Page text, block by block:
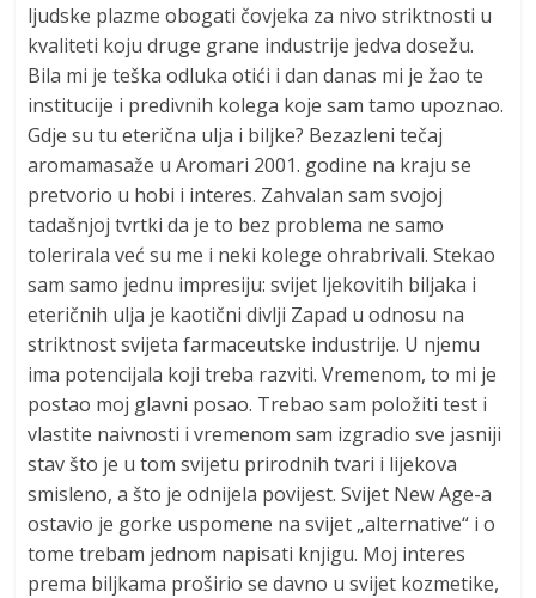
ljudske plazme obogati čovjeka za nivo striktnosti u
kvaliteti koju druge grane industrije jedva dosežu.
Bila mi je teška odluka otići i dan danas mi je žao te
institucije i predivnih kolega koje sam tamo upoznao.
Gdje su tu eterična ulja i biljke? Bezazleni tečaj
aromamasaže u Aromari 2001. godine na kraju se
pretvorio u hobi i interes. Zahvalan sam svojoj
tadašnjoj tvrtki da je to bez problema ne samo
tolerirala već su me i neki kolege ohrabrivali. Stekao
sam samo jednu impresiju: svijet ljekovitih biljaka i
eteričnih ulja je kaotični divlji Zapad u odnosu na
striktnost svijeta farmaceutske industrije. U njemu
ima potencijala koji treba razviti. Vremenom, to mi je
postao moj glavni posao. Trebao sam položiti test i
vlastite naivnosti i vremenom sam izgradio sve jasniji
stav što je u tom svijetu prirodnih tvari i lijekova
smisleno, a što je odnijela povijest. Svijet New Age-a
ostavio je gorke uspomene na svijet „alternative“ i o
tome trebam jednom napisati knjigu. Moj interes
prema biljkama proširio se davno u svijet kozmetike,